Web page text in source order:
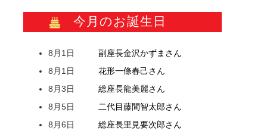
今月のお誕生日
8月1日 副座長金沢かずま さん
8月1日
花形一條春己さん
8月3日
総座長龍美麗さん
8月5日
二代目藤間智太郎さん
8月6日
総座長里見要次郎さん